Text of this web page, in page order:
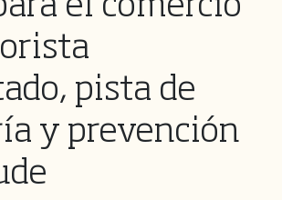
el comercio
pista de
y prevención